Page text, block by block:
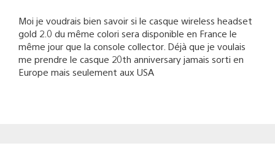
Moi je voudrais bien savoir si le casque wireless headset
gold 2.0 du même colori sera disponible en France le
même jour que la console collector. Déjà que je voulais
me prendre le casque 20th anniversary jamais sorti en
Europe mais seulement aux USA